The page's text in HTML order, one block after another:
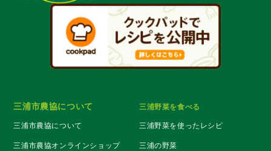
三浦市農協について
三浦市農協について
三浦市農協オンラインショップ
三浦野菜を食べる
三浦野菜を使ったレシピ
三浦の野菜